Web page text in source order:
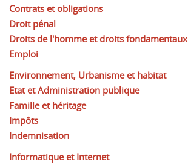
Contrats et obligations
Droit pénal
Droits de l'homme et droits fondamentaux
Emploi
Environnement, Urbanisme et habitat
Etat et Administration publique
Famille et héritage
Impôts
Indemnisation
Informatique et Internet